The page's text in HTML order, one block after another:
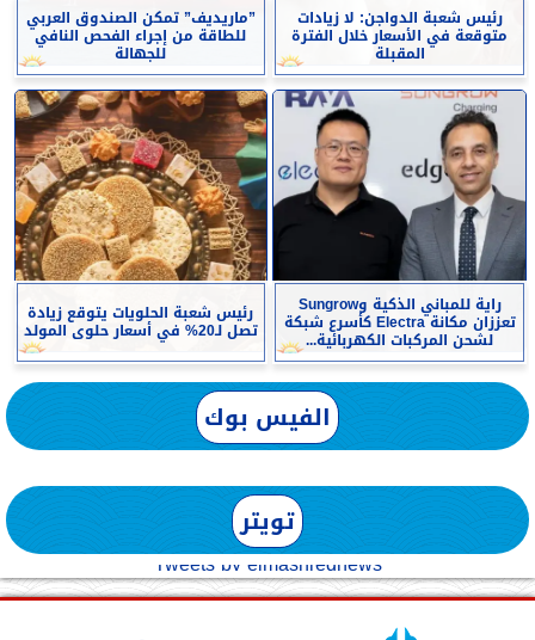
رئيس شعبة الدواجن: لا زيادات
متوقعة في الأسعار خلال الفترة
المقبلة
”ماريديف” تمكن الصندوق العربي
للطاقة من إجراء الفحص النافي
للجهالة
راية للمباني الذكية وSungrow
تعززان مكانة Electra كأسرع شبكة
لشحن المركبات الكهربائية...
رئيس شعبة الحلويات يتوقع زيادة
تصل لـ20% في أسعار حلوى المولد
الفيس بوك
تويتر
Tweets by elmashreqnews